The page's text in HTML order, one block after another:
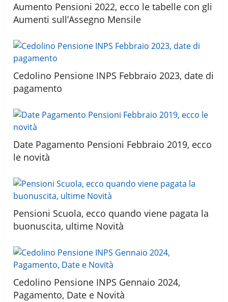
Aumento Pensioni 2022, ecco le tabelle con gli
Aumenti sull’Assegno Mensile
Cedolino Pensione INPS Febbraio 2023, date di
pagamento
Date Pagamento Pensioni Febbraio 2019, ecco
le novità
Pensioni Scuola, ecco quando viene pagata la
buonuscita, ultime Novità
Cedolino Pensione INPS Gennaio 2024,
Pagamento, Date e Novità